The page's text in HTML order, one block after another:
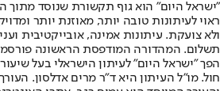
"ישראל היום" הוא גוף תקשורת שנוסד מתוך
ראוי לעיתונות טובה יותר, מאוזנת יותר
ולא צועקת. עיתונות אמינה, אובייקטיבית
הפך "ישראל היום" לעיתון הישראלי בעל
חול. מו"ל העיתון היא ד"ר מרים אדלסון.